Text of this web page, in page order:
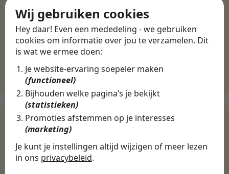
Wij gebruiken cookies
Hey daar! Even een mededeling - we gebruiken
cookies om informatie over jou te verzamelen. Dit
is wat we ermee doen:
Je website-ervaring soepeler maken
(functioneel)
Bijhouden welke pagina’s je bekijkt
(statistieken)
Promoties afstemmen op je interesses
(marketing)
Je kunt je instellingen altijd wijzigen of meer lezen
in ons privacybeleid.
Ontdek meer dan 500+